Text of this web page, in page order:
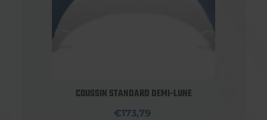
COUSSIN STANDARD DEMI-LUNE
€173,79